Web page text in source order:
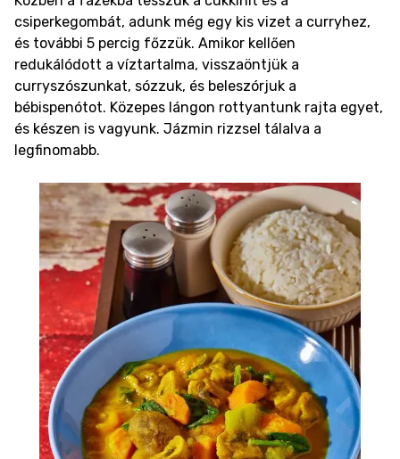
csiperkegombát, adunk még egy kis vizet a curryhez,
és további 5 percig főzzük. Amikor kellően
redukálódott a víztartalma, visszaöntjük a
curryszószunkat, sózzuk, és beleszórjuk a
bébispenótot. Közepes lángon rottyantunk rajta egyet,
és készen is vagyunk. Jázmin rizzsel tálalva a
legfinomabb.